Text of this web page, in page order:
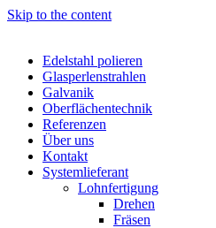
Skip to the content
Edelstahl polieren
Glasperlenstrahlen
Galvanik
Oberflächen­technik
Referenzen
Über uns
Kontakt
Systemlieferant
Lohnfertigung
Drehen
Fräsen